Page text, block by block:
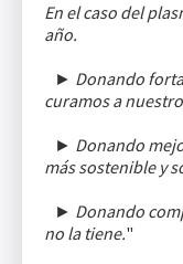
En el caso del
año.
► Donando
curamos a
► Donando
más sostenible y
► Donando
no la tiene."